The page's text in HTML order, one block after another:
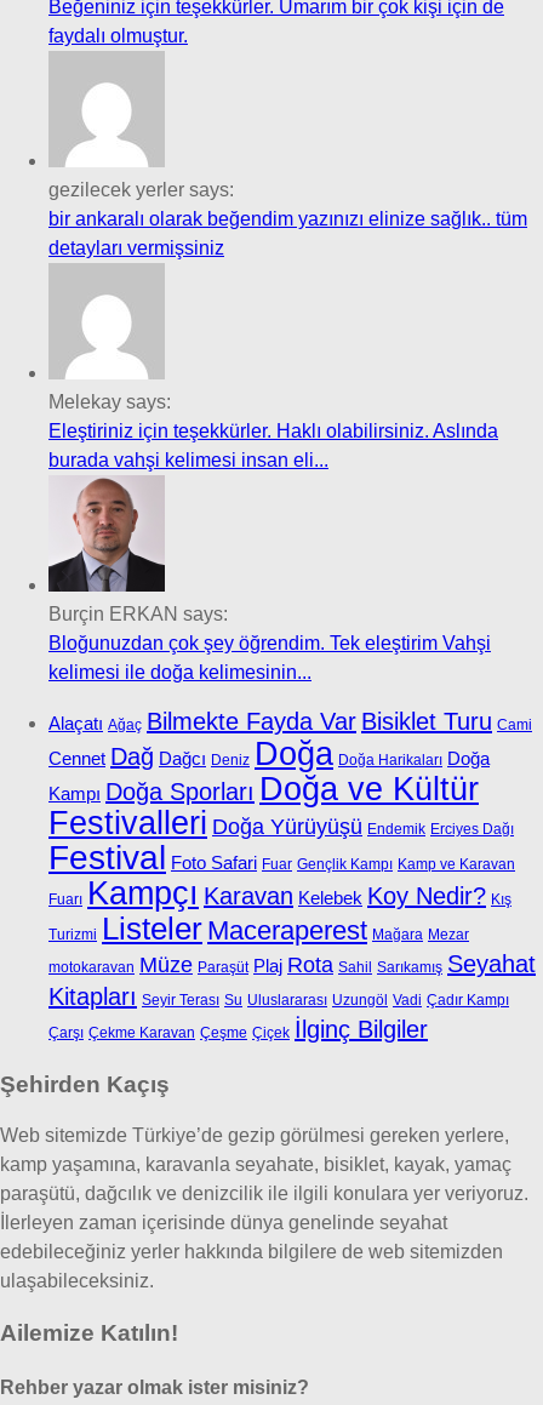
Beğeniniz için teşekkürler. Umarım bir çok kişi için de
faydalı olmuştur.
gezilecek yerler says:
bir ankaralı olarak beğendim yazınızı elinize sağlık.. tüm
detayları vermişsiniz
Melekay says:
Eleştiriniz için teşekkürler. Haklı olabilirsiniz. Aslında
burada vahşi kelimesi insan eli...
Burçin ERKAN says:
Bloğunuzdan çok şey öğrendim. Tek eleştirim Vahşi
kelimesi ile doğa kelimesinin...
Alaçatı Ağaç Bilmekte Fayda Var Bisiklet Turu Cami
Cennet Dağ Dağcı Deniz Doğa Doğa Harikaları Doğa
Kampı Doğa Sporları Doğa ve Kültür
Festivalleri Doğa Yürüyüşü Endemik Erciyes Dağı
Festival Foto Safari Fuar Gençlik Kampı Kamp ve Karavan
Fuarı Kampçı Karavan Kelebek Koy Nedir? Kış
Turizmi Listeler Maceraperest Mağara Mezar
motokaravan Müze Paraşüt Plaj Rota Sahil Sarıkamış Seyahat
Kitapları Seyir Terası Su Uluslararası Uzungöl Vadi Çadır Kampı
Çarşı Çekme Karavan Çeşme Çiçek İlginç Bilgiler
Şehirden Kaçış
Web sitemizde Türkiye’de gezip görülmesi gereken yerlere,
kamp yaşamına, karavanla seyahate, bisiklet, kayak, yamaç
paraşütü, dağcılık ve denizcilik ile ilgili konulara yer veriyoruz.
İlerleyen zaman içerisinde dünya genelinde seyahat
edebileceğiniz yerler hakkında bilgilere de web sitemizden
ulaşabileceksiniz.
Ailemize Katılın!
Rehber yazar olmak ister misiniz?